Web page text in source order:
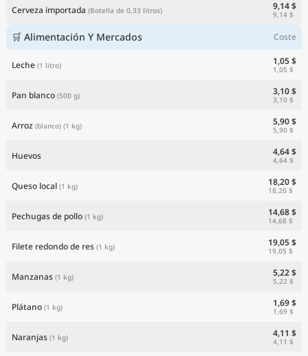
Cerveza importada (Botella de 0,33 litros) 9,14 $
9,14 $
🛒 Alimentación Y Mercados Coste
Leche (1 litro) 1,05 $
1,05 $
Pan blanco (500 g) 3,10 $
3,10 $
Arroz (blanco) (1 kg) 5,90 $
5,90 $
Huevos 4,64 $
4,64 $
Queso local (1 kg) 18,20 $
18,20 $
Pechugas de pollo (1 kg) 14,68 $
14,68 $
Filete redondo de res (1 kg) 19,05 $
19,05 $
Manzanas (1 kg) 5,22 $
5,22 $
Plátano (1 kg) 1,69 $
1,69 $
Naranjas (1 kg) 4,11 $
4,11 $